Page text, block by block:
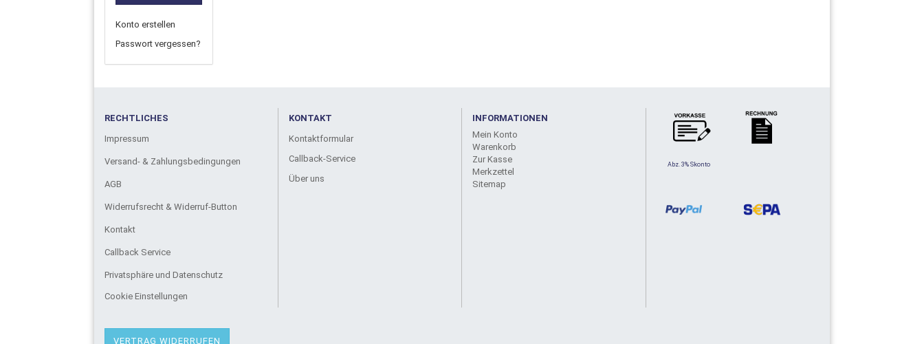
Konto erstellen
Passwort vergessen?
RECHTLICHES
Impressum
Versand- & Zahlungsbedingungen
AGB
Widerrufsrecht & Widerruf-Button
Kontakt
Callback Service
Privatsphäre und Datenschutz
Cookie Einstellungen
KONTAKT
Kontaktformular
Callback-Service
Über uns
INFORMATIONEN
Mein Konto
Warenkorb
Zur Kasse
Merkzettel
Sitemap
Abz. 3% Skonto
VERTRAG WIDERRUFEN